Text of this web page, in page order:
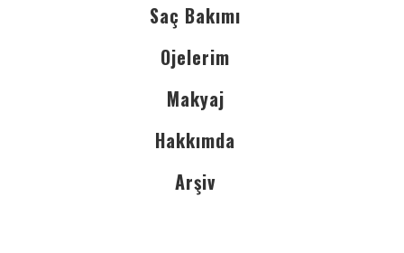
Saç Bakımı
Ojelerim
Makyaj
Hakkımda
Arşiv